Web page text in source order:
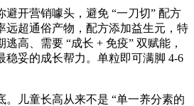
开营销噱头，避免 “一刀切” 配方
远超通俗产物，配方添加益生元，特
高、需要 “成长 + 免疫” 双赋能，
稳妥的成长帮力。单粒即可满脚 4-6
儿童长高从来不是 “单一养分素的